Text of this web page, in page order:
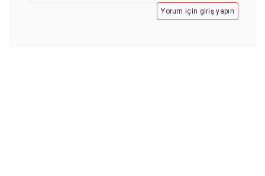
Yorum için giriş yapın